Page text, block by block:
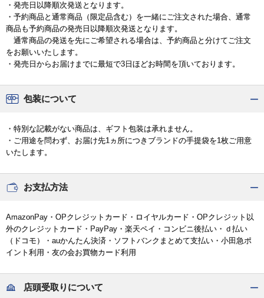
・発売日以降順次発送となります。
・予約商品と通常商品（限定品含む）を一緒にご注文された場合、通常
商品も予約商品の発売日以降順次発送となります。
通常商品の発送を先にご希望される場合は、予約商品と分けてご注文
をお願いいたします。
・発売日からお届けまでに最短で3日ほどお時間を頂いております。
包装について
・特別な記載がない商品は、ギフト包装は承れません。
・ご用途を問わず、お届け先1ヵ所につきブランドの手提袋を1枚ご用意
いたします。
お支払方法
AmazonPay・OPクレジットカード・ロイヤルカード・OPクレジット以
外のクレジットカード・PayPay・楽天ペイ・コンビニ後払い・ｄ払い
（ドコモ）・auかんたん決済・ソフトバンクまとめて支払い・小田急ポ
イント利用・友の会お買物カード利用
店頭受取りについて